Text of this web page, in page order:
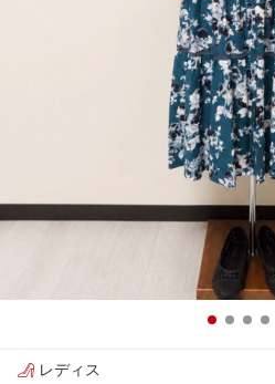
レディス